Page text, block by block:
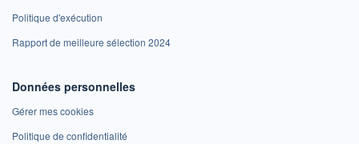
Politique d'exécution
Rapport de meilleure sélection 2024
Données personnelles
Gérer mes cookies
Politique de confidentialité